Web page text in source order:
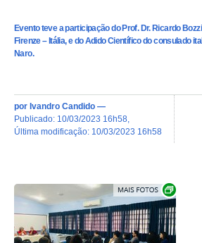
Evento teve a participação do Prof. Dr. Ricardo
Firenze – Itália, e do Adido Científico do consulado
Naro.
por Ivandro Candido —
publicado: 10/03/2023 16h58
última modificação: 10/03/2023 16h58